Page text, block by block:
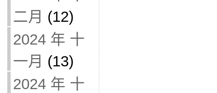
二月 (12)
2024 年 十
一月 (13)
2024 年 十